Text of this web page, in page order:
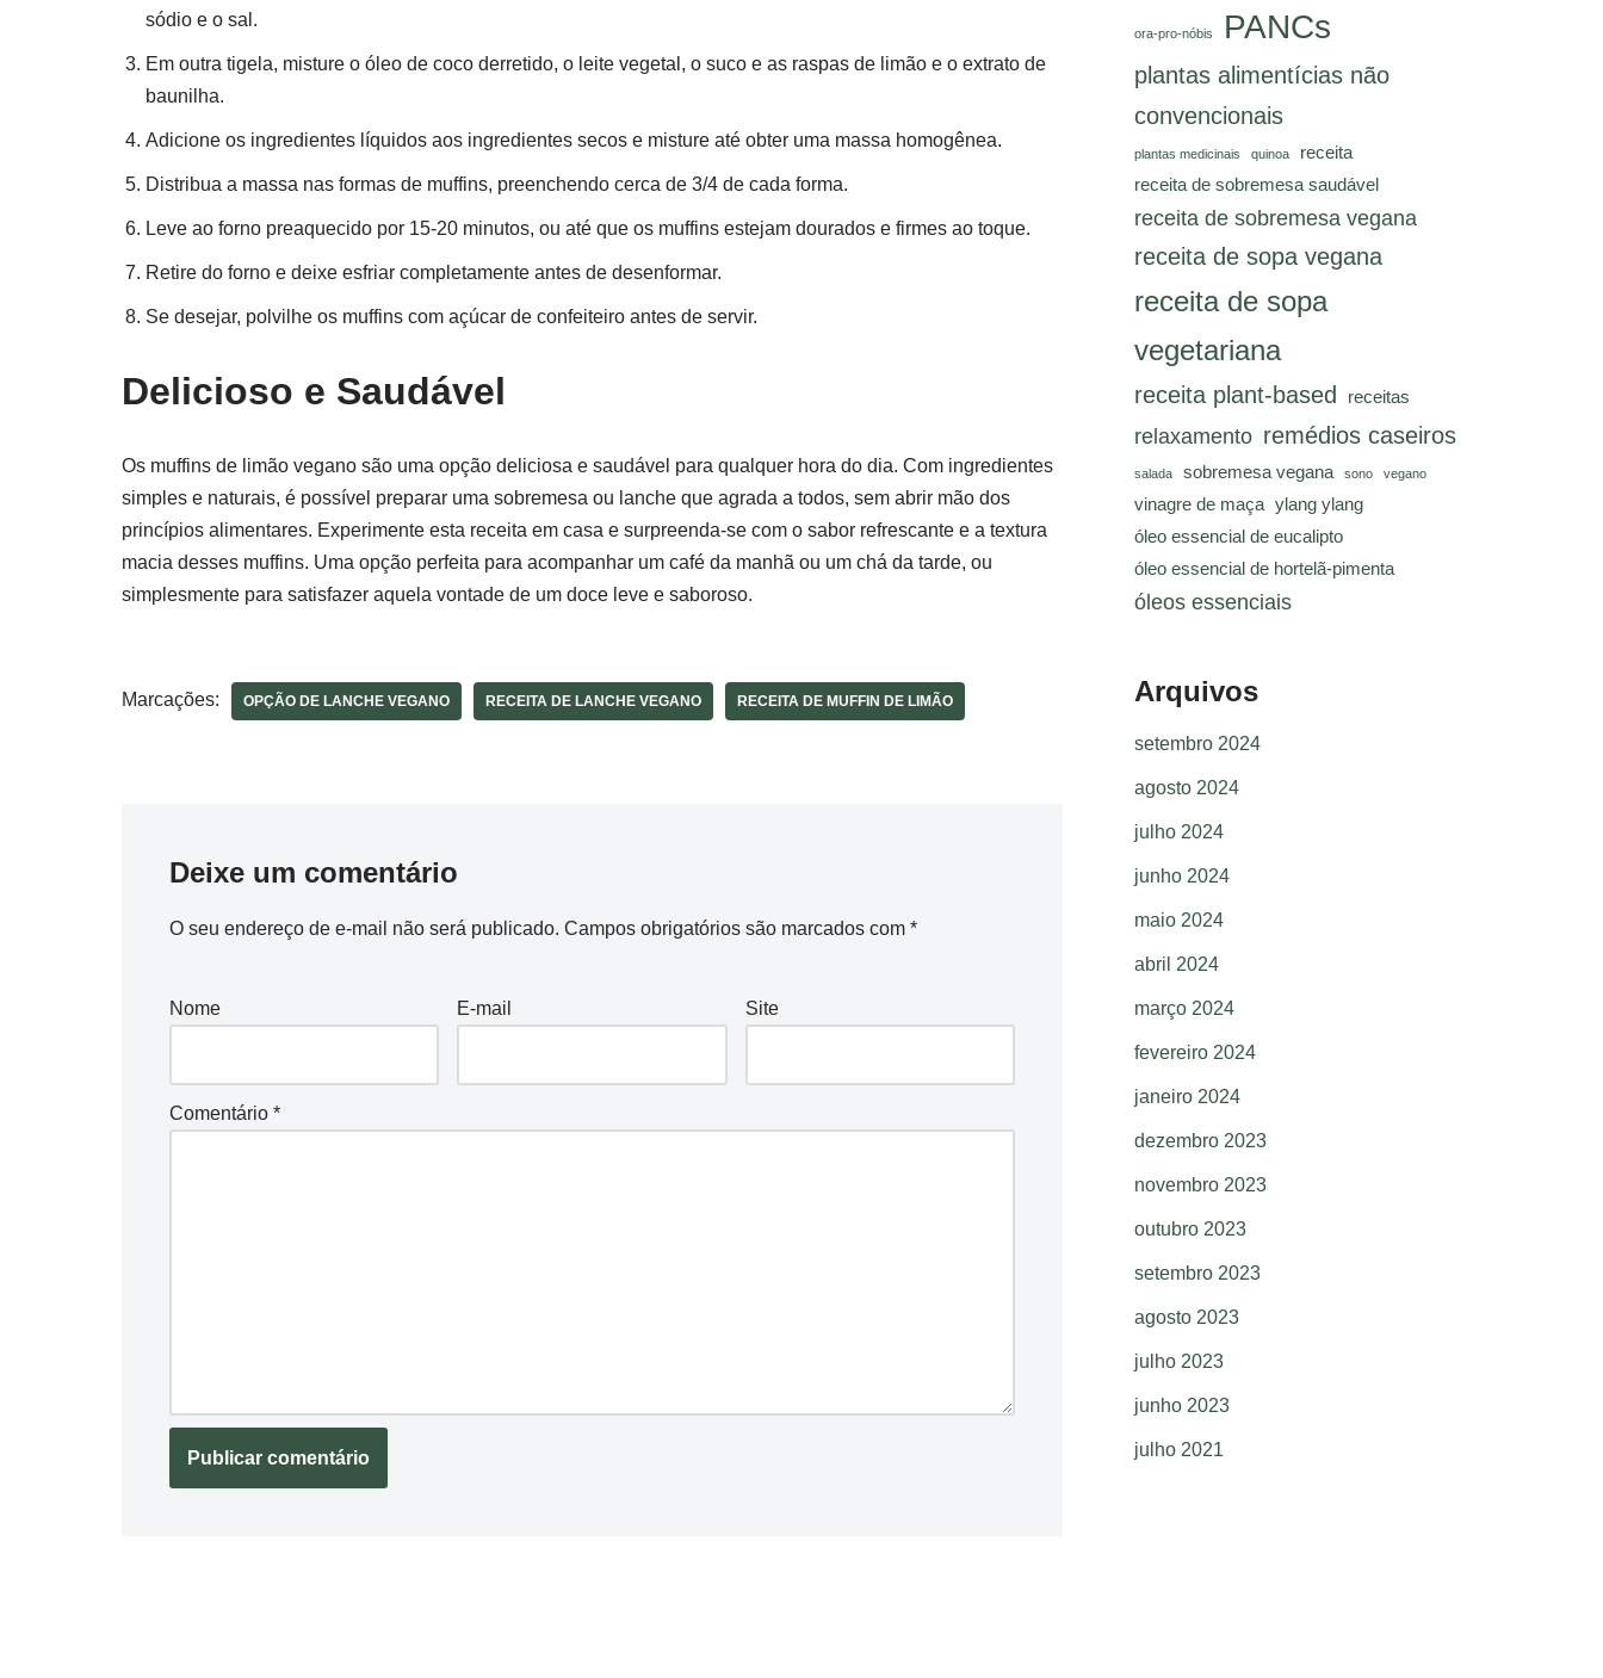
sódio e o sal.
Em outra tigela, misture o óleo de coco derretido, o leite vegetal, o suco e as raspas de limão e o extrato de
baunilha.
Adicione os ingredientes líquidos aos ingredientes secos e misture até obter uma massa homogênea.
Distribua a massa nas formas de muffins, preenchendo cerca de 3/4 de cada forma.
Leve ao forno preaquecido por 15-20 minutos, ou até que os muffins estejam dourados e firmes ao toque.
Retire do forno e deixe esfriar completamente antes de desenformar.
Se desejar, polvilhe os muffins com açúcar de confeiteiro antes de servir.
Delicioso e Saudável
Os muffins de limão vegano são uma opção deliciosa e saudável para qualquer hora do dia. Com ingredientes
simples e naturais, é possível preparar uma sobremesa ou lanche que agrada a todos, sem abrir mão dos
princípios alimentares. Experimente esta receita em casa e surpreenda-se com o sabor refrescante e a textura
macia desses muffins. Uma opção perfeita para acompanhar um café da manhã ou um chá da tarde, ou
simplesmente para satisfazer aquela vontade de um doce leve e saboroso.
Marcações: OPÇÃO DE LANCHE VEGANO RECEITA DE LANCHE VEGANO RECEITA DE MUFFIN DE LIMÃO
Deixe um comentário
O seu endereço de e-mail não será publicado. Campos obrigatórios são marcados com *
Nome E-mail Site
Comentário *
ora-pro-nóbis PANCs
plantas alimentícias não
convencionais
plantas medicinais quinoa
receita
receita de sobremesa saudável
receita de sobremesa vegana
receita de sopa vegana
receita de sopa
vegetariana
receita plant-based receitas
relaxamento remédios caseiros
salada sobremesa vegana sono vegano
vinagre de maça ylang ylang
óleo essencial de eucalipto
óleo essencial de hortelã-pimenta
óleos essenciais
Arquivos
setembro 2024
agosto 2024
julho 2024
junho 2024
maio 2024
abril 2024
março 2024
fevereiro 2024
janeiro 2024
dezembro 2023
novembro 2023
outubro 2023
setembro 2023
agosto 2023
julho 2023
junho 2023
julho 2021